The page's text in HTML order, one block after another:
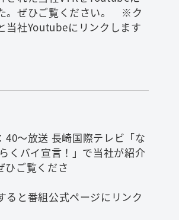
。ぜひご覧ください。 ※ク
当社Youtubeにリンクします
40～放送 長崎国際テレビ「な
くバイ宣言！」で当社が紹介
ひご覧くださ
ると番組公式ページにリンク